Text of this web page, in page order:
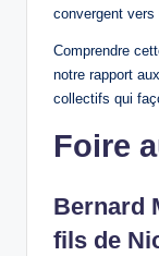
convergent
Comprendre
notre rapport
collectifs qui
Foire
Bernard
fils de